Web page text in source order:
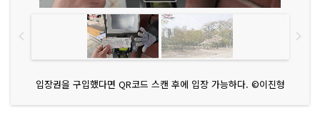
입장권을 구입했다면 QR코드 스캔 후에 입장 가능하다. ©이진형